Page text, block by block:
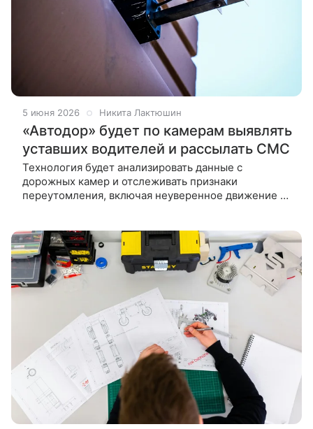
5 июня 2026 Никита Лактюшин
«Автодор» будет по камерам выявлять
уставших водителей и рассылать СМС
Технология будет анализировать данные с
дорожных камер и отслеживать признаки
переутомления, включая неуверенное движение и